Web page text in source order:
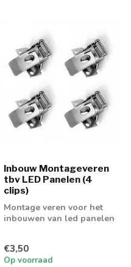
Inbouw Montageveren
tbv LED Panelen (4
clips)
Montage veren voor het
inbouwen van led panelen
€3,50
Op voorraad